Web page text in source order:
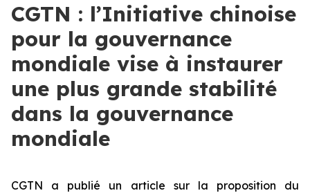
CGTN : l’Initiative chinoise
pour la gouvernance
mondiale vise à instaurer
une plus grande stabilité
dans la gouvernance
mondiale
CGTN a publié un article sur la proposition du